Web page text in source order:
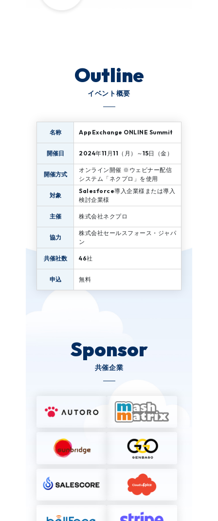
Outline
イベント概要
名称 AppExchange ONLINE Summit
開催日 2024年11 月 11 （月）～15日（金）
開催方式
オンライン開催 ※ウェビナー配信
システム「ネクプロ」を使用
対象
Salesforce導入企業様または導入
検討企業様
主催 株式会社ネクプロ
協力
株式会社セールスフォース・ジャパ
ン
共催社数 46社
申込 無料
Sponsor
共催企業